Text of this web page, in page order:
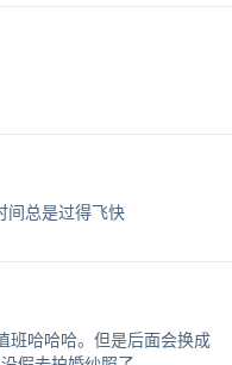
间总是过得飞快
班哈哈哈。但是后面会换成